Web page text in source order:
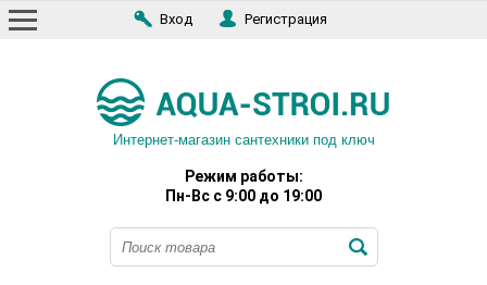
Вход Регистрация
Интернет-магазин сантехники под ключ
Режим работы:
Пн-Вс с 9:00 до 19:00